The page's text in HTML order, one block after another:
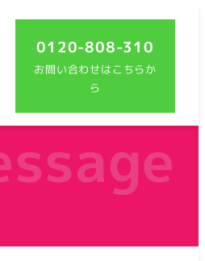
0120-808-310
お問い合わせはこちらか
ら